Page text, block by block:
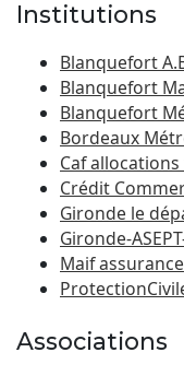
Institutions
Blanquefort
Blanquefort
Blanquefort
Bordeaux
Caf
Crédit
Gironde le
Gironde-
Maif assurance
Associations